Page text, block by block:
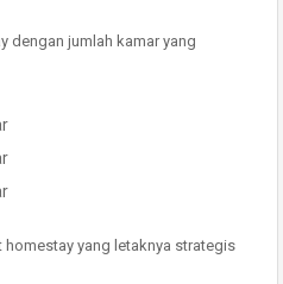
dengan jumlah kamar yang
yang letaknya strategis